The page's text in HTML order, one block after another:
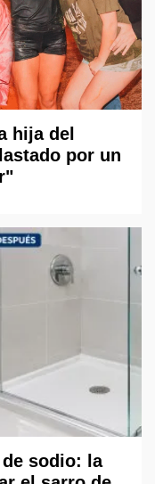
hija del
por un
sodio: la